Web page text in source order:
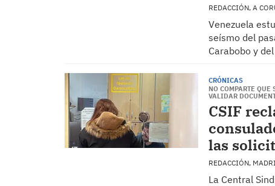
REDACCIÓN, A
Venezuela
seísmo del
Carabobo y
CRÓNICAS
NO COMPARTE
VALIDAR
CSIF
las
REDACCIÓN,
La Central